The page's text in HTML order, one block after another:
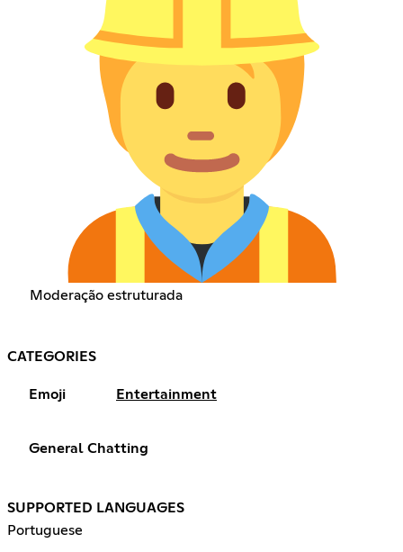
Moderação estruturada
CATEGORIES
Emoji Entertainment
General Chatting
SUPPORTED LANGUAGES
Portuguese